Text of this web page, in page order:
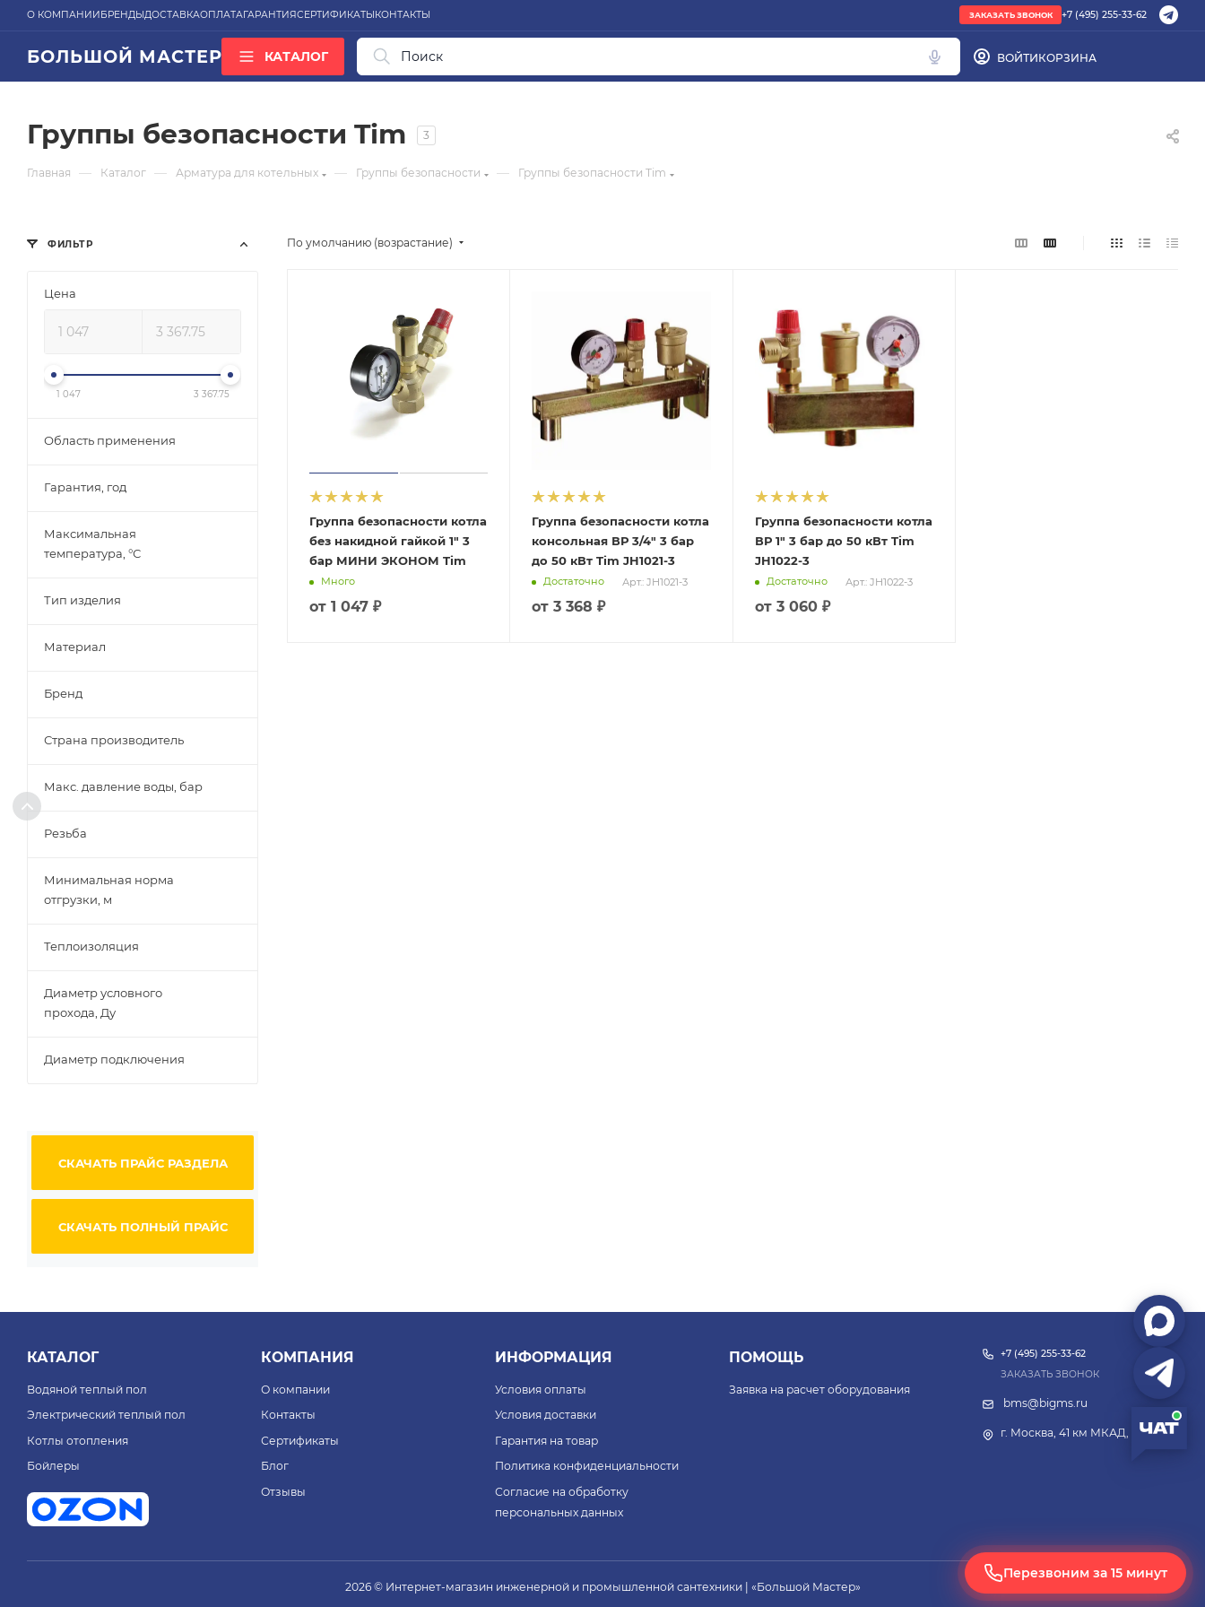
О КОМПАНИИБРЕНДЫДОСТАВКАОПЛАТАГАРАНТИЯСЕРТИФИКАТЫКОНТАКТЫ ЗАКАЗАТЬ ЗВОНОК +7 (495) 255-33-62
БОЛЬШОЙ МАСТЕР КАТАЛОГ ВОЙТИКОРЗИНА
Группы безопасности Tim 3
Главная — Каталог — Арматура для котельных — Группы безопасности — Группы безопасности Tim
По умолчанию (возрастание)
Группа безопасности котла
без накидной гайкой 1" 3
бар МИНИ ЭКОНОМ Tim
Много
от 1 047 ₽
Группа безопасности котла
консольная ВР 3/4" 3 бар
до 50 кВт Tim JH1021-3
Достаточно Арт.: JH1021-3
от3 368 ₽
Группа безопасности котла
ВР 1" 3 бар до 50 кВт Tim
JH1022-3
Достаточно Арт.: JH1022-3
от 3 060 ₽
ФИЛЬТР
Цена
1 047 3 367.75
Область применения
Гарантия, год
Максимальная
температура, °С
Тип изделия
Материал
Бренд
Страна производитель
Макс. давление воды, бар
Резьба
Минимальная норма
отгрузки, м
Теплоизоляция
Диаметр условного
прохода, Ду
Диаметр подключения
СКАЧАТЬ ПРАЙС РАЗДЕЛА
СКАЧАТЬ ПОЛНЫЙ ПРАЙС
КАТАЛОГ
Водяной теплый пол
Электрический теплый пол
Котлы отопления
Бойлеры
КОМПАНИЯ
О компании
Контакты
Сертификаты
Блог
Отзывы
ИНФОРМАЦИЯ
Условия оплаты
Условия доставки
Гарантия на товар
Политика конфиденциальности
Согласие на обработку
персональных данных
ПОМОЩЬ
Заявка на расчет оборудования
+7 (495) 255-33-62
ЗАКАЗАТЬ ЗВОНОК
bms@bigms.ru
г. Москва, 41 км МКАД, 4с14
2026 © Интернет-магазин инженерной и промышленной сантехники | «Большой Мастер»
Перезвоним за 15 минут
Не можете найти нужный товар? Наши
специалисты помогут с подбором.